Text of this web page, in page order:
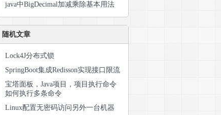
java中BigDecimal加减乘除基本用法
随机文章
Lock4J分布式锁
SpringBoot集成Redisson实现接口限流
宝塔面板，Java项目，项目执行命令
如何执行多条命令
Linux配置无密码访问另外一台机器